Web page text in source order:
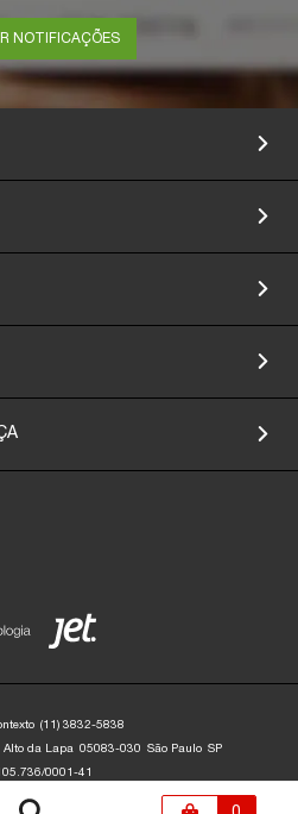
NOTIFICAÇÕES
(11) 3832-5838
Alto da Lapa 05083-030 São Paulo SP
0001-41
| contato@editoracontexto.com.br | +55 11